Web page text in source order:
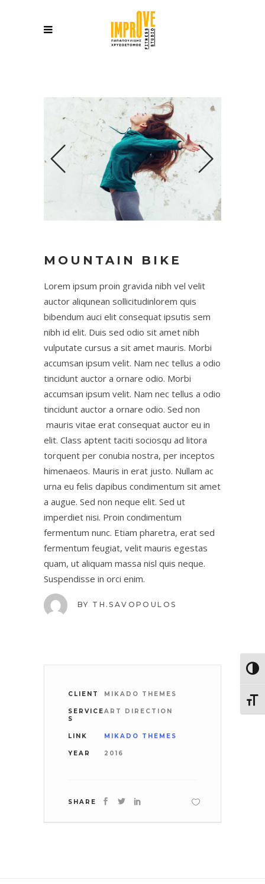
MOUNTAIN BIKE
Lorem ipsum proin gravida nibh vel velit
auctor aliqunean sollicitudinlorem quis
bibendum auci elit consequat ipsutis sem
nibh id elit. Duis sed odio sit amet nibh
vulputate cursus a sit amet mauris. Morbi
accumsan ipsum velit. Nam nec tellus a odio
tincidunt auctor a ornare odio. Morbi
accumsan ipsum velit. Nam nec tellus a odio
tincidunt auctor a ornare odio. Sed non
mauris vitae erat consequat auctor eu in
elit. Class aptent taciti sociosqu ad litora
torquent per conubia nostra, per inceptos
himenaeos. Mauris in erat justo. Nullam ac
urna eu felis dapibus condimentum sit amet
a augue. Sed non neque elit. Sed ut
imperdiet nisi. Proin condimentum
fermentum nunc. Etiam pharetra, erat sed
fermentum feugiat, velit mauris egestas
quam, ut aliquam massa nisl quis neque.
Suspendisse in orci enim.
BY TH.SAVOPOULOS
CLIENT MIKADO THEMES
SERVICE
S
ART DIRECTION
LINK MIKADO THEMES
YEAR 2016
SHARE